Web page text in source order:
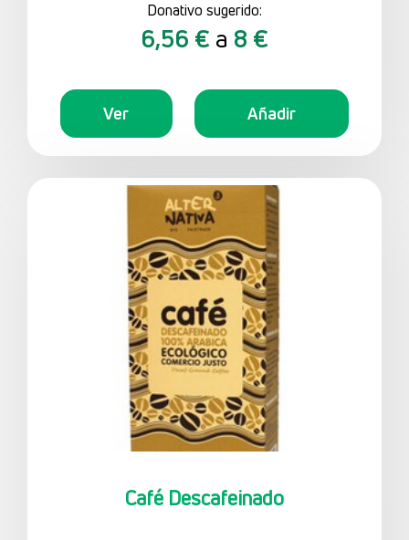
Donativo sugerido:
6,56 € a 8 €
Ver Añadir
Café Descafeinado